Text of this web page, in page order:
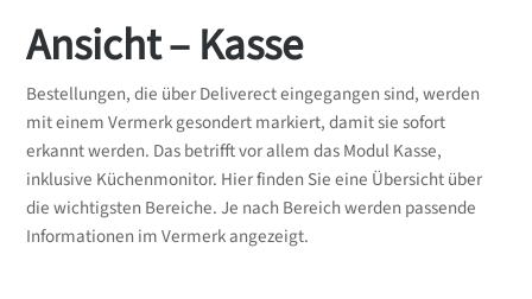
Ansicht – Kasse
Bestellungen, die über Deliverect eingegangen sind, werden
mit einem Vermerk gesondert markiert, damit sie sofort
erkannt werden. Das betrifft vor allem das Modul Kasse,
inklusive Küchenmonitor. Hier finden Sie eine Übersicht über
die wichtigsten Bereiche. Je nach Bereich werden passende
Informationen im Vermerk angezeigt.